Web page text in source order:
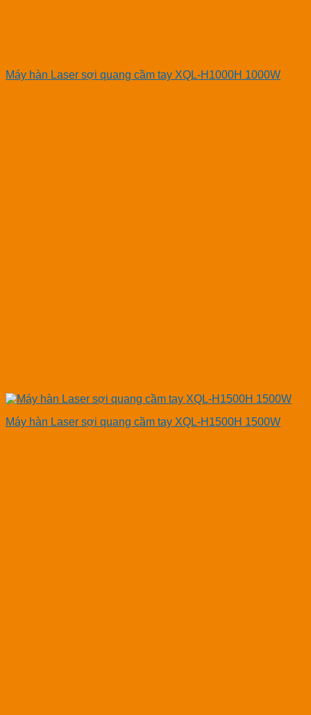
Máy hàn Laser sợi quang cầm tay XQL-H1000H 1000W
Máy hàn Laser sợi quang cầm tay XQL-H1500H 1500W